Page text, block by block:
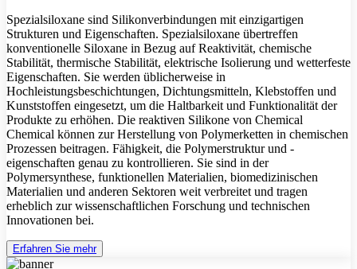
Spezialsiloxane sind Silikonverbindungen mit einzigartigen
Strukturen und Eigenschaften. Spezialsiloxane übertreffen
konventionelle Siloxane in Bezug auf Reaktivität, chemische
Stabilität, thermische Stabilität, elektrische Isolierung und wetterfeste
Eigenschaften. Sie werden üblicherweise in
Hochleistungsbeschichtungen, Dichtungsmitteln, Klebstoffen und
Kunststoffen eingesetzt, um die Haltbarkeit und Funktionalität der
Produkte zu erhöhen. Die reaktiven Silikone von Chemical
Chemical können zur Herstellung von Polymerketten in chemischen
Prozessen beitragen. Fähigkeit, die Polymerstruktur und -
eigenschaften genau zu kontrollieren. Sie sind in der
Polymersynthese, funktionellen Materialien, biomedizinischen
Materialien und anderen Sektoren weit verbreitet und tragen
erheblich zur wissenschaftlichen Forschung und technischen
Innovationen bei.
Erfahren Sie mehr